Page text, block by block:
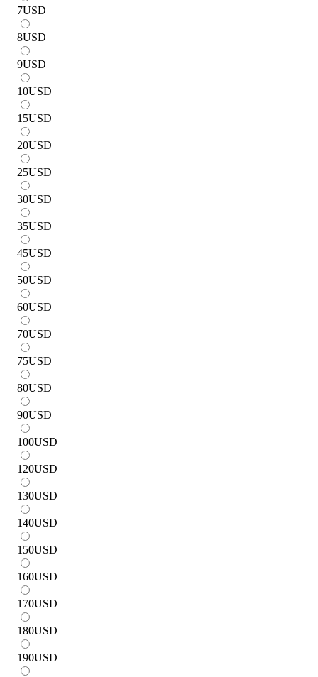
7USD
8USD
9USD
10USD
15USD
20USD
25USD
30USD
35USD
45USD
50USD
60USD
70USD
75USD
80USD
90USD
100USD
120USD
130USD
140USD
150USD
160USD
170USD
180USD
190USD